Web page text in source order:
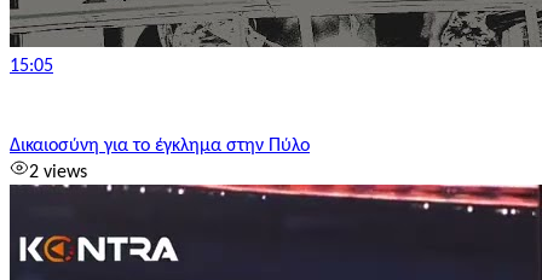
15:05
Δικαιοσύνη για το έγκλημα στην Πύλο
2 views